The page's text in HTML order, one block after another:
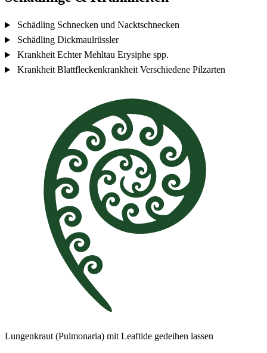
Schädling Schnecken und Nacktschnecken
Schädling Dickmaulrüssler
Krankheit Echter Mehltau Erysiphe spp.
Krankheit Blattfleckenkrankheit Verschiedene Pilzarten
Lungenkraut (Pulmonaria) mit Leaftide gedeihen lassen